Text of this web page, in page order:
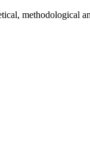
methodological